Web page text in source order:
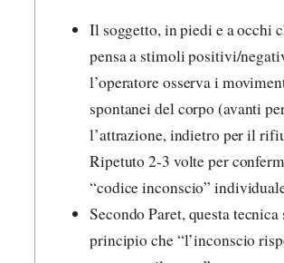
Il soggetto, in piedi e a occhi
pensa a stimoli positivi/
l’operatore osserva i
spontanei del corpo (avanti
l’attrazione, indietro per il
Ripetuto 2-3 volte per
“codice inconscio”
Secondo Paret, questa
principio che “l’inconscio